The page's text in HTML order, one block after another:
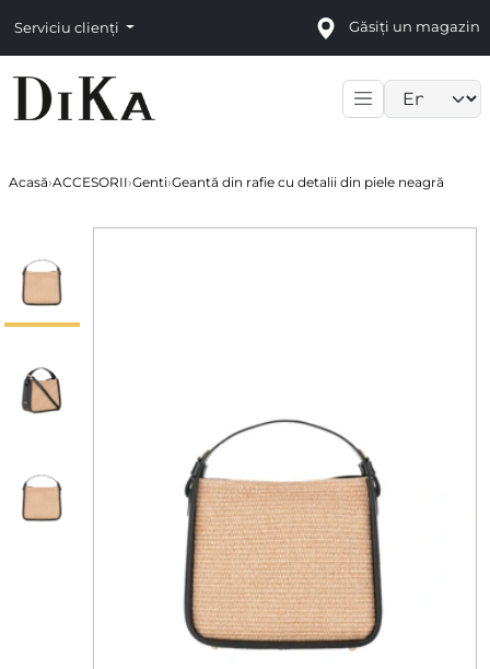
Serviciu clienți Găsiți un magazin
Acasă›ACCESORII›Genti›Geantă din rafie cu detalii din piele neagră